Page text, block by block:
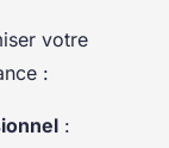
votre
:
: